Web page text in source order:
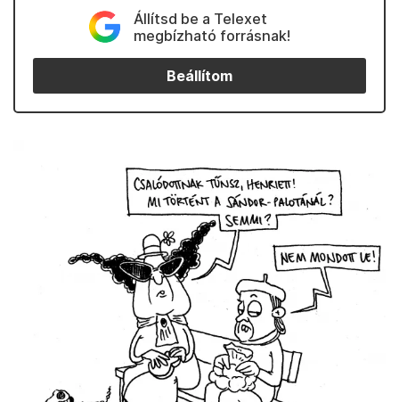
Állítsd be a Telexet
megbízható forrásnak!
Beállítom